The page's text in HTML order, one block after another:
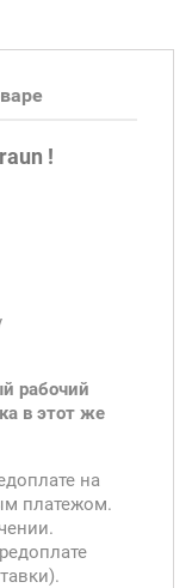
!
рабочий
в этот же
на
платежом.